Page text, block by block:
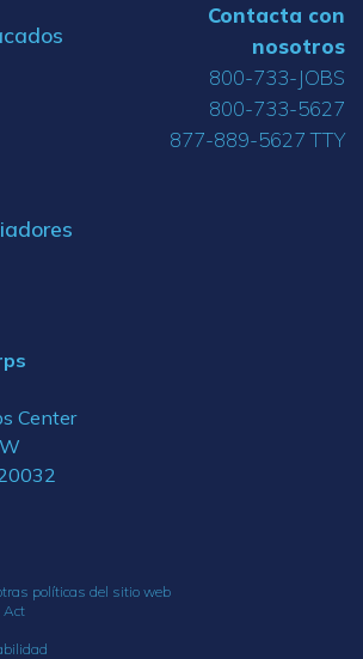
Center
Contacta con
nosotros
800-733-JOBS
800-733-5627
877-889-5627 TTY
políticas del sitio web
Act